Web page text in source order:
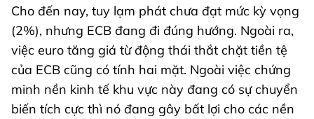
Cho đến nay, tuy lạm phát chưa đạt mức kỳ vọng
(2%), nhưng ECB đang đi đúng hướng. Ngoài ra,
việc euro tăng giá từ động thái thắt chặt tiền tệ
của ECB cũng có tính hai mặt. Ngoài việc chứng
minh nền kinh tế khu vực này đang có sự chuyển
biến tích cực thì nó đang gây bất lợi cho các nền